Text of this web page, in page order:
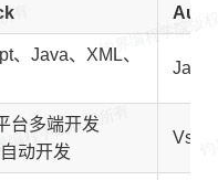
、Java、XML、
台多端开发
动开发